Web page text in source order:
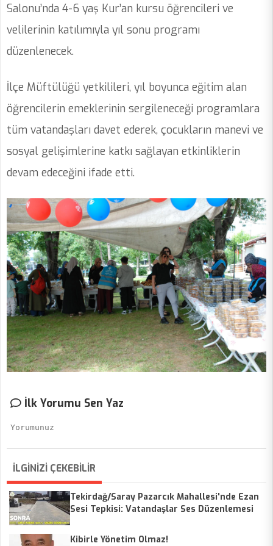
Salonu’nda 4-6 yaş Kur’an kursu öğrencileri ve
velilerinin katılımıyla yıl sonu programı
düzenlenecek.
İlçe Müftülüğü yetkilileri, yıl boyunca eğitim alan
öğrencilerin emeklerinin sergileneceği programlara
tüm vatandaşları davet ederek, çocukların manevi ve
sosyal gelişimlerine katkı sağlayan etkinliklerin
devam edeceğini ifade etti.
İlk Yorumu Sen Yaz
İLGİNİZİ ÇEKEBİLİR
Tekirdağ/Saray Pazarcık Mahallesi'nde Ezan
Sesi Tepkisi: Vatandaşlar Ses Düzenlemesi
Kibirle Yönetim Olmaz!